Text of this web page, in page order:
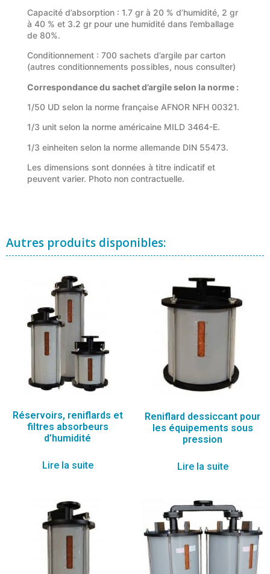
Capacité d’absorption : 1.7 gr à 20 % d’humidité, 2 gr
à 40 % et 3.2 gr pour une humidité dans l’emballage
de 80%.
Conditionnement : 700 sachets d’argile par carton
(autres conditionnements possibles, nous consulter)
Correspondance du sachet d’argile selon la norme :
1/50 UD selon la norme française AFNOR NFH 00321.
1/3 unit selon la norme américaine MILD 3464-E.
1/3 einheiten selon la norme allemande DIN 55473.
Les dimensions sont données à titre indicatif et
peuvent varier. Photo non contractuelle.
Autres produits disponibles:
Réservoirs, reniflards et
filtres absorbeurs
d’humidité
Lire la suite
Reniflard dessiccant pour
les équipements sous
pression
Lire la suite